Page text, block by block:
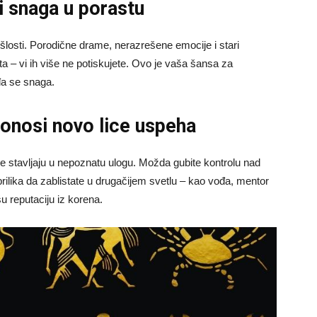
u porastu
Porodične drame, nerazrešene emocije i stari
– vi ih više ne potiskujete. Ovo je vaša šansa za
se snaga.
novo lice uspeha
u nepoznatu ulogu. Možda gubite kontrolu nad
da zablistate u drugačijem svetlu – kao vođa, mentor
reputaciju iz korena.